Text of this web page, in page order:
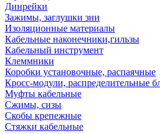
Динрейки
Зажимы, заглушки зни
Изоляционные материалы
Кабельные наконечники,гильзы
Кабельный инструмент
Клеммники
Коробки установочные, распаячные
Кросс-модули, распределительные
Муфты кабельные
Сжимы, сизы
Скобы крепежные
Стяжки кабельные